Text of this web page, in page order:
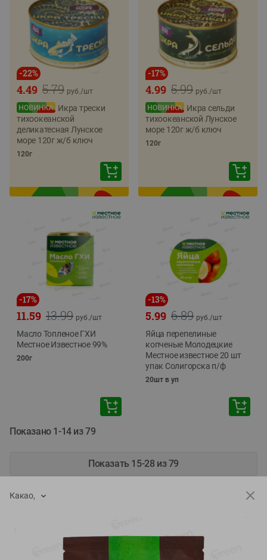
-22%
5.79
4.49 руб./шт
Икра трески
тихоокеанской
деликатесная Лунское
море 120г ж/б ключ
120г
-17%
5.99
4.99 руб./шт
Икра сельди
тихоокеанской Лунское
море 120г ж/б ключ
120г
-17%
13.99
11.59 руб./шт
Масло Топленое ГХИ
Местное Известное 99%
200г
-13%
6.89
5.99 руб./шт
Яйца перепелиные
копченые Молодецкие
Местное известное 20 шт
упак Солигорска п/ф
20шт в уп
Показано 1-14 из 79
Показать 15-28 из 79
Специально для вас
Какао,